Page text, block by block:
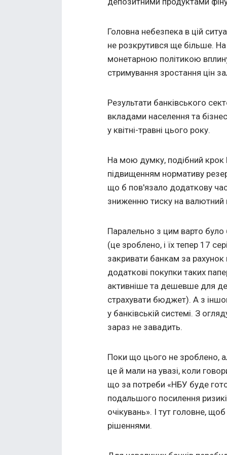
Головна небезпека в цій
не розкрутився ще більше.
монетарною політикою
стримування зростання цін
Результати банківського
вкладами населення та
у квітні-травні цього року.
На мою думку, подібний
підвищенням нормативу
що б пов'язало додаткову
зниженню тиску на валютний
Паралельно з цим варто
(це зроблено, і їх тепер 17
закривати банкам за
додаткові покупки таких
активніше та дешевше для
страхувати бюджет). А з
у банківській системі. З
зараз не завадить.
Поки що цього не зроблено,
це й мали на увазі, коли
що за потреби «НБУ буде
подальшого посилення
очікувань». І тут головне,
рішеннями.